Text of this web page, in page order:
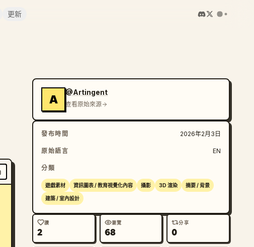
更新
A
@Artingent
查看原始來源
發布時間 2026年2月3日
原始語言 EN
分類
遊戲素材 資訊圖表 / 教育視覺化內容 攝影 3D 渲染 摘要 / 背景
建築 / 室內設計
讚
2
瀏覽
68
分享
0